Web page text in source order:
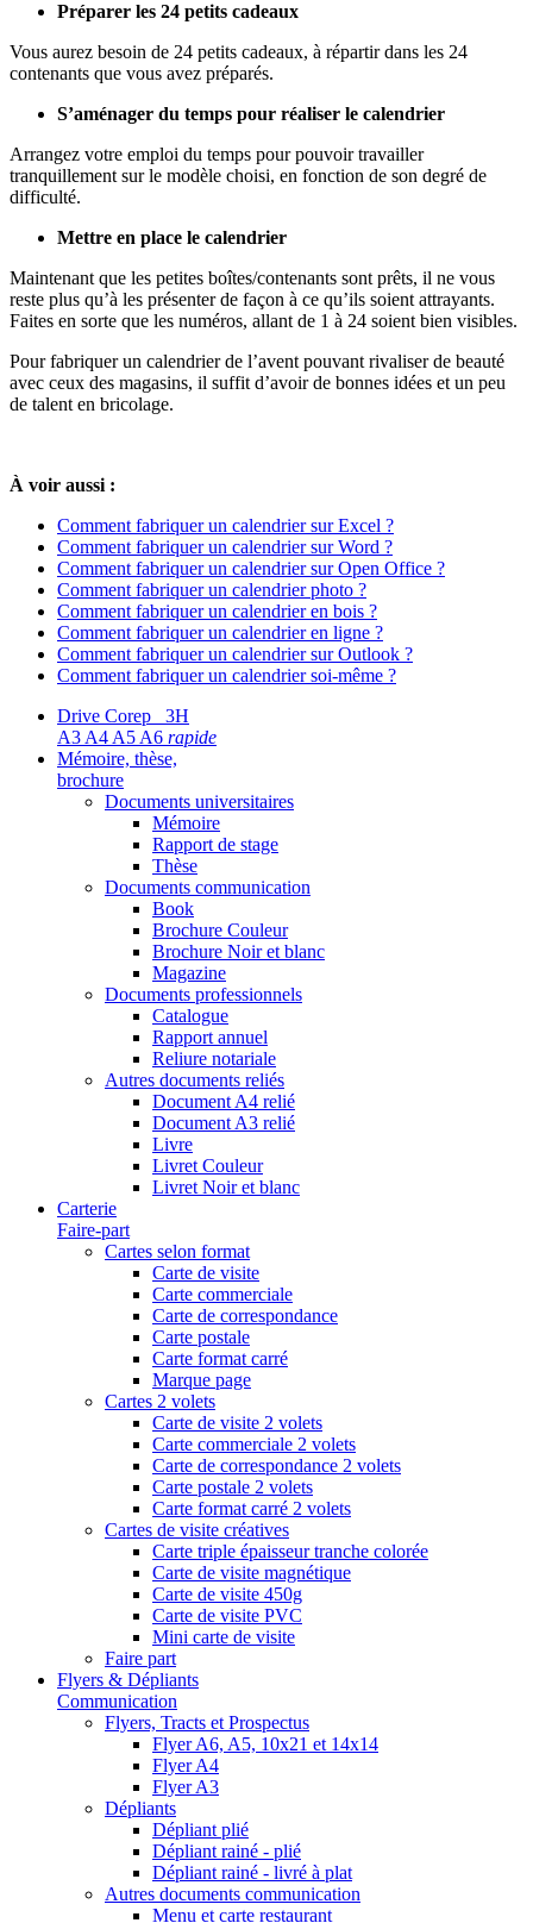
Préparer les 24 petits cadeaux
Vous aurez besoin de 24 petits cadeaux, à répartir dans les 24
contenants que vous avez préparés.
S’aménager du temps pour réaliser le calendrier
Arrangez votre emploi du temps pour pouvoir travailler
tranquillement sur le modèle choisi, en fonction de son degré de
difficulté.
Mettre en place le calendrier
Maintenant que les petites boîtes/contenants sont prêts, il ne vous
reste plus qu’à les présenter de façon à ce qu’ils soient attrayants.
Faites en sorte que les numéros, allant de 1 à 24 soient bien visibles.
Pour fabriquer un calendrier de l’avent pouvant rivaliser de beauté
avec ceux des magasins, il suffit d’avoir de bonnes idées et un peu
de talent en bricolage.
À voir aussi :
Comment fabriquer un calendrier sur Excel ?
Comment fabriquer un calendrier sur Word ?
Comment fabriquer un calendrier sur Open Office ?
Comment fabriquer un calendrier photo ?
Comment fabriquer un calendrier en bois ?
Comment fabriquer un calendrier en ligne ?
Comment fabriquer un calendrier sur Outlook ?
Comment fabriquer un calendrier soi-même ?
Drive Corep 3H
A3 A4 A5 A6 rapide
Mémoire, thèse,
brochure
Documents universitaires
Mémoire
Rapport de stage
Thèse
Documents communication
Book
Brochure Couleur
Brochure Noir et blanc
Magazine
Documents professionnels
Catalogue
Rapport annuel
Reliure notariale
Autres documents reliés
Document A4 relié
Document A3 relié
Livre
Livret Couleur
Livret Noir et blanc
Carterie
Faire-part
Cartes selon format
Carte de visite
Carte commerciale
Carte de correspondance
Carte postale
Carte format carré
Marque page
Cartes 2 volets
Carte de visite 2 volets
Carte commerciale 2 volets
Carte de correspondance 2 volets
Carte postale 2 volets
Carte format carré 2 volets
Cartes de visite créatives
Carte triple épaisseur tranche colorée
Carte de visite magnétique
Carte de visite 450g
Carte de visite PVC
Mini carte de visite
Faire part
Flyers & Dépliants
Communication
Flyers, Tracts et Prospectus
Flyer A6, A5, 10x21 et 14x14
Flyer A4
Flyer A3
Dépliants
Dépliant plié
Dépliant rainé - plié
Dépliant rainé - livré à plat
Autres documents communication
Menu et carte restaurant